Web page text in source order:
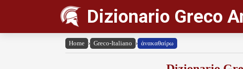
Dizionario Greco
Home › Greco-Italiano › ἀνακαθαίρω